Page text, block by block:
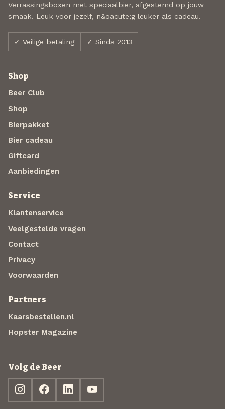
Verrassingsboxen met speciaalbier, afgestemd op jouw
smaak. Leuk voor jezelf, n&oacute;g leuker als cadeau.
✓ Veilige betaling ✓ Sinds 2013
Shop
Beer Club
Shop
Bierpakket
Bier cadeau
Giftcard
Aanbiedingen
Service
Klantenservice
Veelgestelde vragen
Contact
Privacy
Voorwaarden
Partners
Kaarsbestellen.nl
Hopster Magazine
Volg de Beer